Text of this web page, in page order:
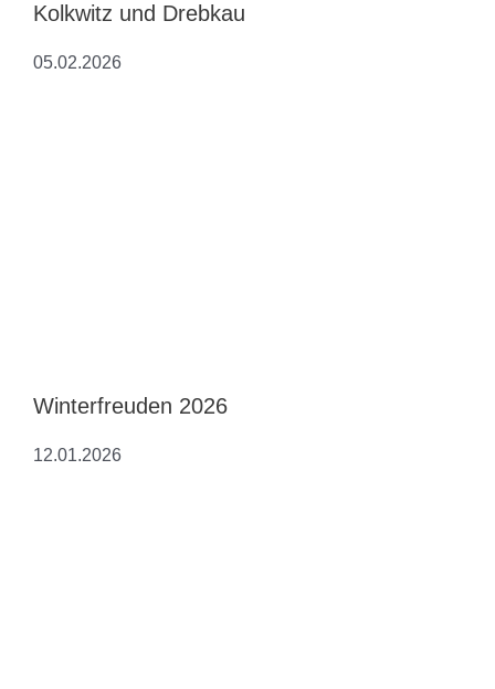
Kolkwitz und Drebkau
05.02.2026
Winterfreuden 2026
12.01.2026